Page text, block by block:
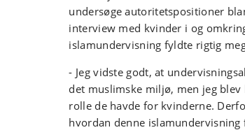
undersøge autoritetspositioner
interview med kvinder i og
islamundervisning fyldte rigtig
- Jeg vidste godt, at
det muslimske miljø, men jeg
rolle de havde for kvinderne.
hvordan denne